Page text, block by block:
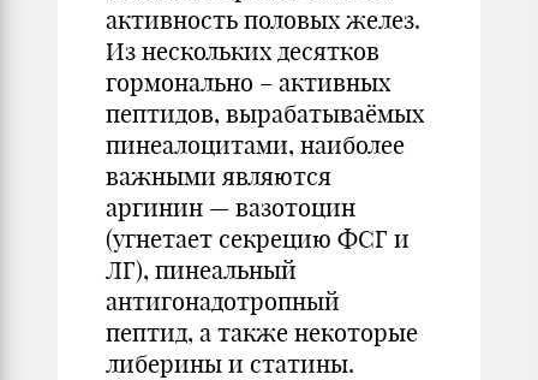
активность половых желез.
Из нескольких десятков
гормонально – активных
пептидов, вырабатываёмых
пинеалоцитами, наиболее
важными являются
аргинин — вазотоцин
(угнетает секрецию ФСГ и
ЛГ), пинеальный
антигонадотропный
пептид, а также некоторые
либерины и статины.